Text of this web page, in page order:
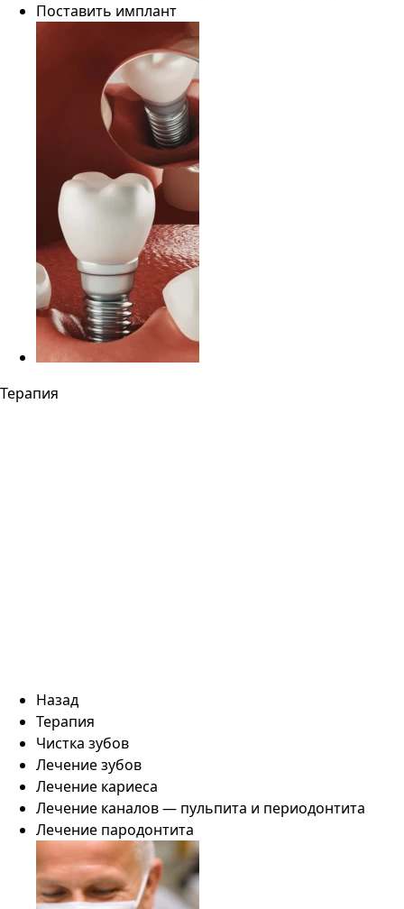
Поставить имплант
Терапия
Назад
Терапия
Чистка зубов
Лечение зубов
Лечение кариеса
Лечение каналов — пульпита и периодонтита
Лечение пародонтита